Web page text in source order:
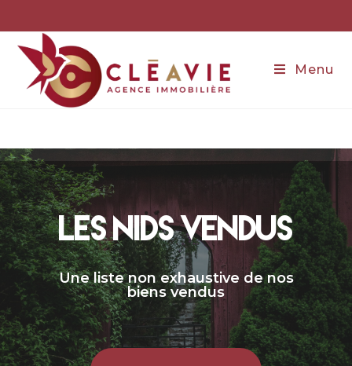
Menu
LES NIDS VENDUS
Une liste non exhaustive de nos
biens vendus